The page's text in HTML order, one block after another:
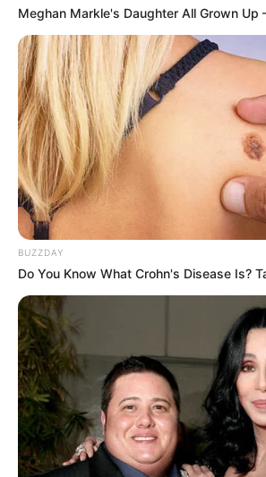
Meghan Markle's Daughter All Grown Up
BUZZDAY
Do You Know What Crohn's Disease Is?